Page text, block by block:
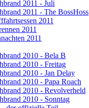
2011 - Juli
2011 - The BossHoss
2011
2011
2011
2010 - Bela B
2010 - Freitag
2010 - Jan Delay
2010 - Papa Roach
2010 - Revolverheld
2010 - Sonntag